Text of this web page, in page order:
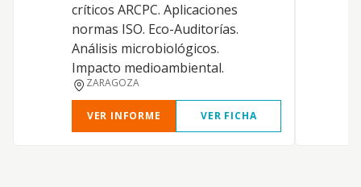
críticos ARCPC. Aplicaciones
normas ISO. Eco-Auditorías.
Análisis microbiológicos.
Impacto medioambiental.
ZARAGOZA
VER INFORME VER FICHA